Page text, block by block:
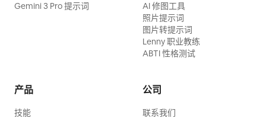
Gemini 3 Pro 提示词
AI 修图工具
照片提示词
图片转提示词
Lenny 职业教练
ABTI 性格测试
产品
技能
公司
联系我们